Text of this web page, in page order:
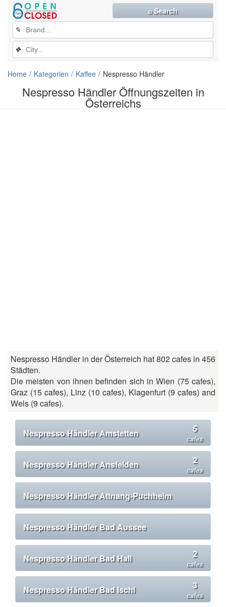
Nespresso Händler Öffnungszeiten in
Österreichs
✎
❖
⌕ Search
Home Kategorien Kaffee Nespresso Händler
Nespresso Händler in der Österreich hat 802 cafes in 456
Städten.
Die meisten von ihnen befinden sich in Wien (75 cafes),
Graz (15 cafes), Linz (10 cafes), Klagenfurt (9 cafes) and
Wels (9 cafes).
Nespresso Händler Amstetten 5
cafes
Nespresso Händler Ansfelden 2
cafes
Nespresso Händler Attnang-Puchheim
Nespresso Händler Bad Aussee
Nespresso Händler Bad Hall 2
cafes
Nespresso Händler Bad Ischl 3
cafes